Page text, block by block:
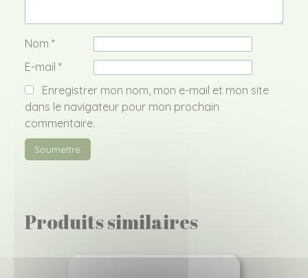
Nom *
E-mail *
Enregistrer mon nom, mon e-mail et mon site
dans le navigateur pour mon prochain
commentaire.
Produits similaires